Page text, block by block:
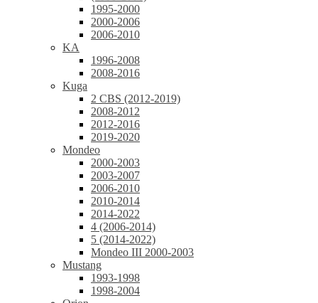
1995-2000
2000-2006
2006-2010
KA
1996-2008
2008-2016
Kuga
2 CBS (2012-2019)
2008-2012
2012-2016
2019-2020
Mondeo
2000-2003
2003-2007
2006-2010
2010-2014
2014-2022
4 (2006-2014)
5 (2014-2022)
Mondeo III 2000-2003
Mustang
1993-1998
1998-2004